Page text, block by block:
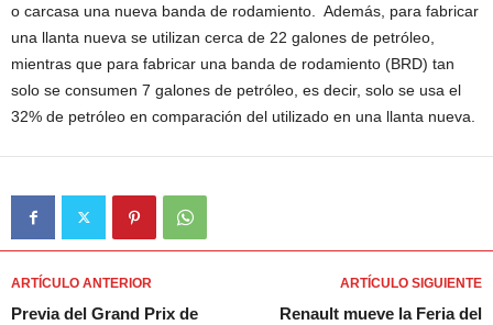
o carcasa una nueva banda de rodamiento. Además, para fabricar
una llanta nueva se utilizan cerca de 22 galones de petróleo,
mientras que para fabricar una banda de rodamiento (BRD) tan
solo se consumen 7 galones de petróleo, es decir, solo se usa el
32% de petróleo en comparación del utilizado en una llanta nueva.
ARTÍCULO ANTERIOR
Previa del Grand Prix de
ARTÍCULO SIGUIENTE
Renault mueve la Feria del